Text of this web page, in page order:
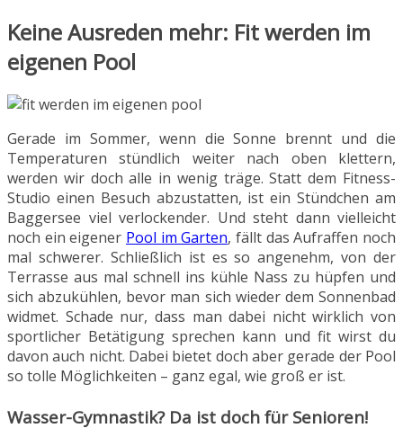
Keine Ausreden mehr: Fit werden im
eigenen Pool
Gerade im Sommer, wenn die Sonne brennt und die
Temperaturen stündlich weiter nach oben klettern,
werden wir doch alle in wenig träge. Statt dem Fitness-
Studio einen Besuch abzustatten, ist ein Stündchen am
Baggersee viel verlockender. Und steht dann vielleicht
noch ein eigener Pool im Garten, fällt das Aufraffen noch
mal schwerer. Schließlich ist es so angenehm, von der
Terrasse aus mal schnell ins kühle Nass zu hüpfen und
sich abzukühlen, bevor man sich wieder dem Sonnenbad
widmet. Schade nur, dass man dabei nicht wirklich von
sportlicher Betätigung sprechen kann und fit wirst du
davon auch nicht. Dabei bietet doch aber gerade der Pool
so tolle Möglichkeiten – ganz egal, wie groß er ist.
Wasser-Gymnastik? Da ist doch für Senioren!